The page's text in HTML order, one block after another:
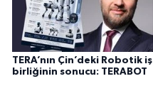
TERA’nın Çin’deki Robotik iş
birliğinin sonucu: TERABOT